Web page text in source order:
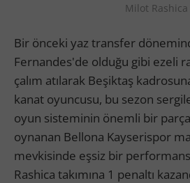
Milot Rashica
Bir önceki yaz transfer
Fernandes'de olduğu gibi ezeli
çalım atılarak Beşiktaş
kanat oyuncusu, bu sezon
oyun sisteminin önemli bir
oynanan Bellona Kayserispor
mevkisinde eşsiz bir
Rashica takımına 1 penaltı